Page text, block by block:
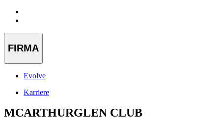
FIRMA
Evolve
Karriere
MCARTHURGLEN CLUB